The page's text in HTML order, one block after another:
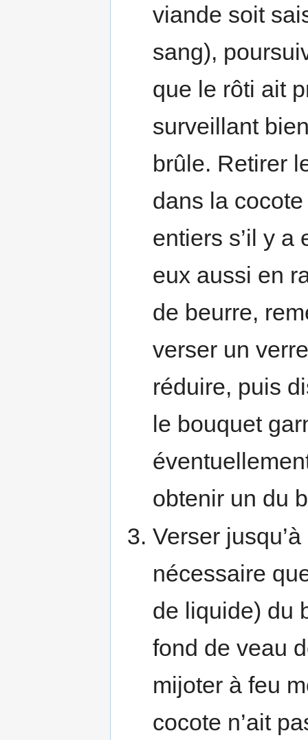
viande soit
sang),
que le rôti ait
surveillant
brûle. Retirer
dans la
entiers s’il y a
eux aussi en
de beurre,
verser un
réduire, puis
le bouquet
obtenir un du
Verser
nécessaire
de liquide) du
fond de veau
mijoter à feu
cocote n’ait